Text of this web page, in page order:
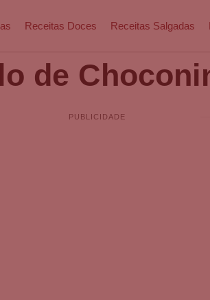
Receitas Doces Receitas Salgadas
de